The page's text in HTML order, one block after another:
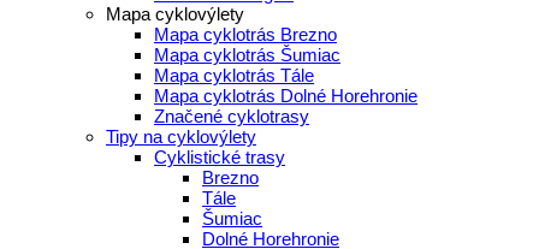
Mapa cyklovýlety
Mapa cyklotrás Brezno
Mapa cyklotrás Šumiac
Mapa cyklotrás Tále
Mapa cyklotrás Dolné Horehronie
Značené cyklotrasy
Tipy na cyklovýlety
Cyklistické trasy
Brezno
Tále
Šumiac
Dolné Horehronie